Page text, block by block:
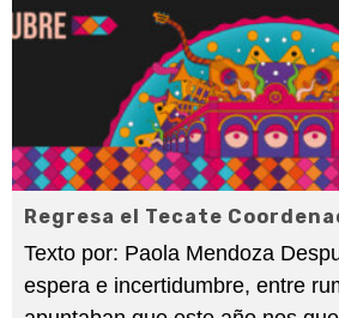
Regresa el Tecate
Texto por: Paola Mendoza
espera e incertidumbre, entre